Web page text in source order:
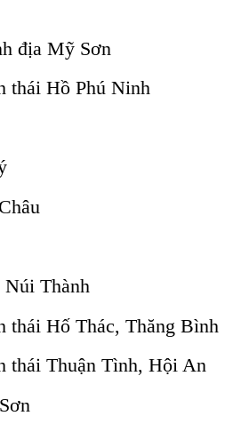
địa Mỹ Sơn
thái Hồ Phú Ninh
Thành
thái Hố Thác, Thăng Bình
thái Thuận Tình, Hội An